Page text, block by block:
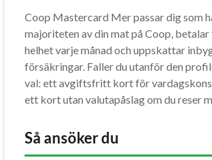
Coop Mastercard Mer passar dig som
majoriteten av din mat på Coop, betalar
helhet varje månad och uppskattar
försäkringar. Faller du utanför den
val: ett avgiftsfritt kort för
ett kort utan valutapåslag om du reser
Så ansöker du